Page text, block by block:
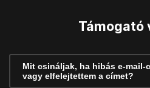
Támogató
Mit csináljak, ha hibás e-mail-
vagy elfelejtettem a címet?